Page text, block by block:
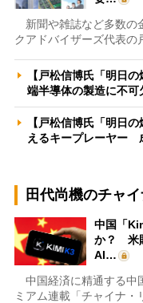
新聞や雑誌など多数の
クアドバイザーズ代表の
【戸松信博氏「明日
端半導体の製造に不
【戸松信博氏「明日
えるキープレーヤー
田代尚機のチャ
中国「
か？ 米
AI…
中国経済に精通する中
ミアム連載「チャイナ・